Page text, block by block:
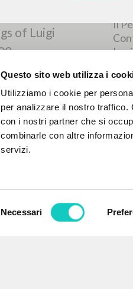
Questo sito web utilizza i
Utilizziamo i cookie per
per analizzare il nostro
con i nostri partner che si
combinarle con altre
servizi.
Necessari